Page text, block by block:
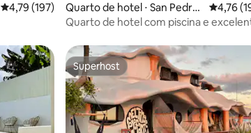
4,79 de uma avaliação média de 5, 197 avaliações
4,79 (197)
Quarto de hotel ⋅ San Pedro
Sula
4,76 de
4,76
Quarto de hotel com piscina e
Superhost
Superhost